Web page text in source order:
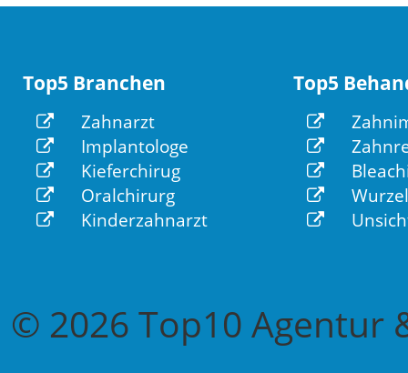
Top5 Branchen
Zahnarzt
Implantologe
Kieferchirug
Oralchirurg
Kinderzahnarzt
Top5
© 2026 Top10 Agentur